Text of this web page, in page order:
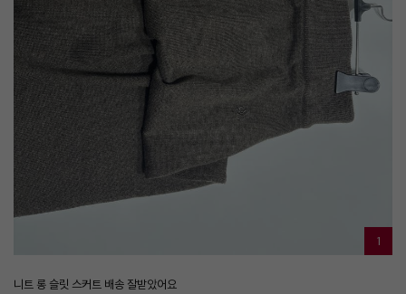
1
니트 롱 슬릿 스커트 배송 잘받았어요